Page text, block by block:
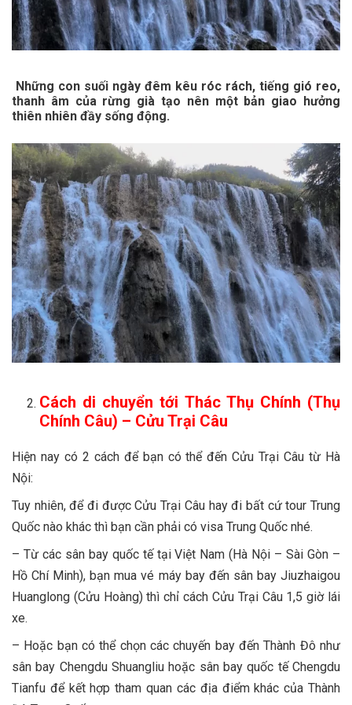
Những con suối ngày đêm kêu róc rách, tiếng gió reo,
thanh âm của rừng già tạo nên một bản giao hưởng
thiên nhiên đầy sống động.
Cách di chuyển tới Thác Thụ Chính (Thụ
Chính Câu) – Cửu Trại Câu
Hiện nay có 2 cách để bạn có thể đến Cửu Trại Câu từ Hà
Nội:
Tuy nhiên, để đi được Cửu Trại Câu hay đi bất cứ tour Trung
Quốc nào khác thì bạn cần phải có visa Trung Quốc nhé.
– Từ các sân bay quốc tế tại Việt Nam (Hà Nội – Sài Gòn –
Hồ Chí Minh), bạn mua vé máy bay đến sân bay Jiuzhaigou
Huanglong (Cửu Hoàng) thì chỉ cách Cửu Trại Câu 1,5 giờ lái
xe.
– Hoặc bạn có thể chọn các chuyến bay đến Thành Đô như
sân bay Chengdu Shuangliu hoặc sân bay quốc tế Chengdu
Tianfu để kết hợp tham quan các địa điểm khác của Thành